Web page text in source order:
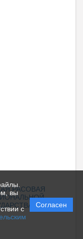
вы
с
Согласен
РАСОВАЯ